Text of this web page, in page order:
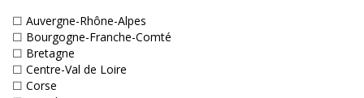
☐ Auvergne-Rhône-Alpes
☐ Bourgogne-Franche-Comté
☐ Bretagne
☐ Centre-Val de Loire
☐ Corse